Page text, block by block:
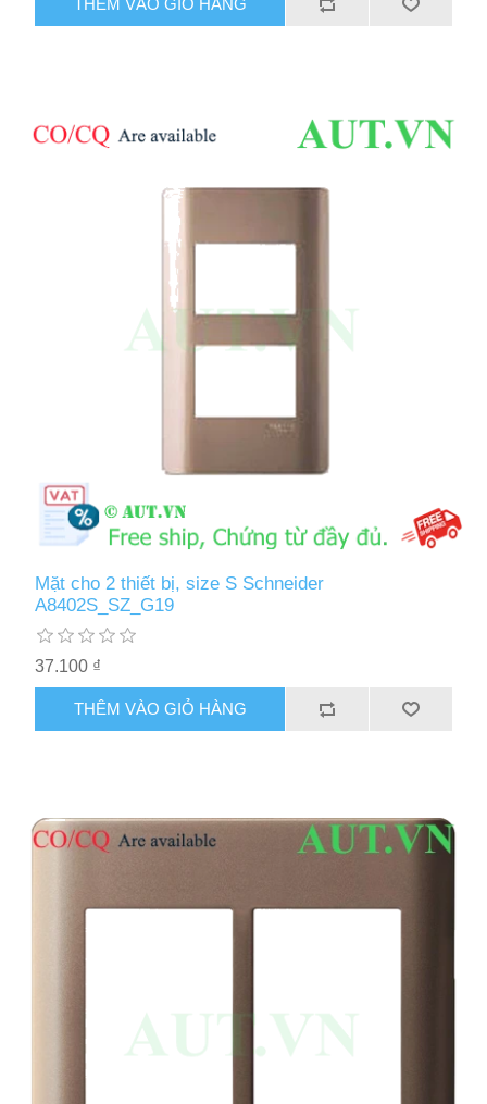
THÊM VÀO GIỎ HÀNG
Mặt cho 2 thiết bị, size S Schneider
A8402S_SZ_G19
37.100 ₫
THÊM VÀO GIỎ HÀNG